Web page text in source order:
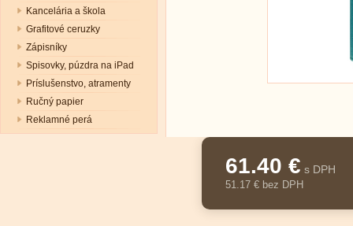
Kancelária a škola
Grafitové ceruzky
Zápisníky
Spisovky, púzdra na iPad
Príslušenstvo, atramenty
Ručný papier
Reklamné perá
61.40 € s DPH
51.17 € bez DPH